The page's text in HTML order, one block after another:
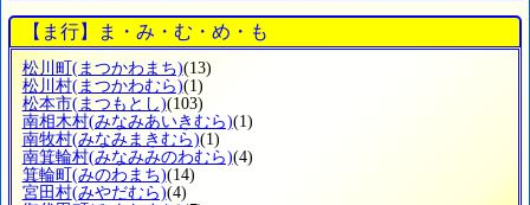
【ま行】ま・み・む・め・も
松川町 (まつかわまち)(13)
松川村(まつかわむら)(1)
松本市(まつもとし)(103)
南相木村(みなみあいきむら)(1)
南牧村(みなみまきむら)(1)
南箕輪村(みなみみのわむら)(4)
箕輪町 (みのわまち)(14)
宮田村(みやだむら)(4)